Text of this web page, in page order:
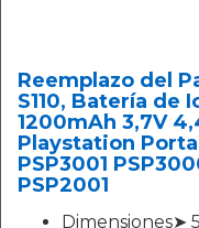
Reemplazo del
S110, Batería de
1200mAh 3,7V
Playstation
PSP3001
PSP2001
Dimensiones➤